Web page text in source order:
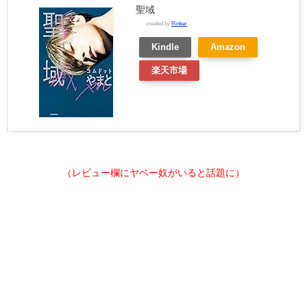
聖域
created by Rinker
Kindle Amazon
楽天市場
（レビュー欄にヤベー奴がいると話題に）